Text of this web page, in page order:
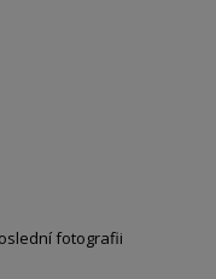
fotografii